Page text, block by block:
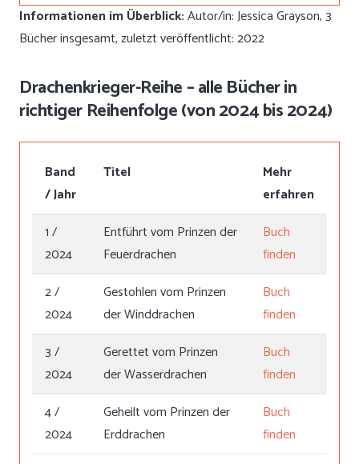
Informationen im Überblick:Autor/in: Jessica Grayson, 3
Bücher insgesamt, zuletzt veröffentlicht: 2022
Drachenkrieger-Reihe – alle Bücher in
richtiger Reihenfolge (von 2024 bis 2024)
Band
/ Jahr
Titel
Mehr
erfahren
1 /
2024
Entführt vom Prinzen der
Feuerdrachen
Buch
finden
2 /
2024
Gestohlen vom Prinzen
der Winddrachen
Buch
finden
3 /
2024
Gerettet vom Prinzen
der Wasserdrachen
Buch
finden
4 /
2024
Geheilt vom Prinzen der
Erddrachen
Buch
finden